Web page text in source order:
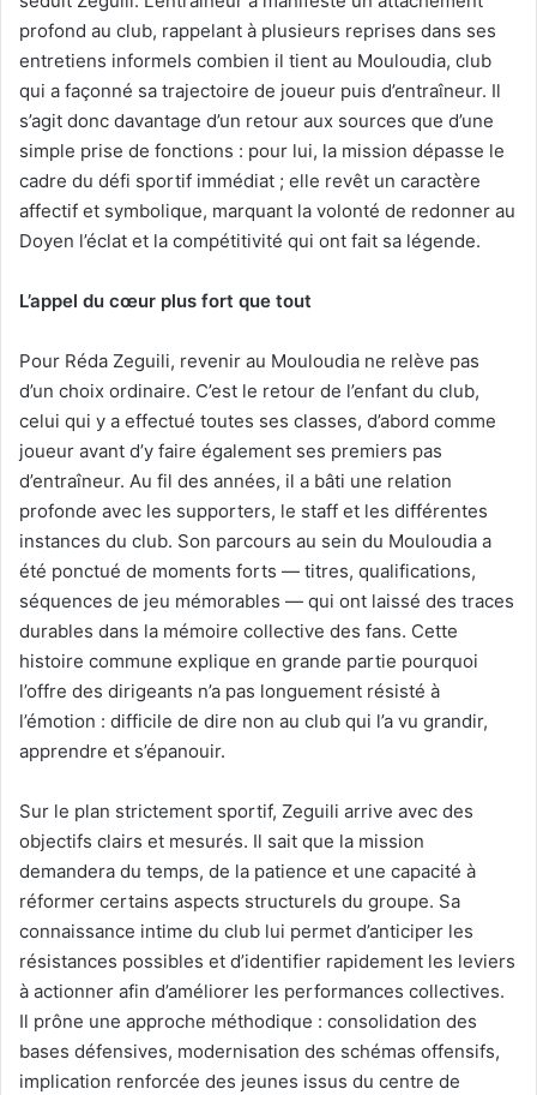
profond au club, rappelant à plusieurs reprises dans ses
entretiens informels combien il tient au Mouloudia, club
qui a façonné sa trajectoire de joueur puis d’entraîneur. Il
s’agit donc davantage d’un retour aux sources que d’une
simple prise de fonctions : pour lui, la mission dépasse le
cadre du défi sportif immédiat ; elle revêt un caractère
affectif et symbolique, marquant la volonté de redonner au
Doyen l’éclat et la compétitivité qui ont fait sa légende.
L’appel du cœur plus fort que tout
Pour Réda Zeguili, revenir au Mouloudia ne relève pas
d’un choix ordinaire. C’est le retour de l’enfant du club,
celui qui y a effectué toutes ses classes, d’abord comme
joueur avant d’y faire également ses premiers pas
d’entraîneur. Au fil des années, il a bâti une relation
profonde avec les supporters, le staff et les différentes
instances du club. Son parcours au sein du Mouloudia a
été ponctué de moments forts — titres, qualifications,
séquences de jeu mémorables — qui ont laissé des traces
durables dans la mémoire collective des fans. Cette
histoire commune explique en grande partie pourquoi
l’offre des dirigeants n’a pas longuement résisté à
l’émotion : difficile de dire non au club qui l’a vu grandir,
apprendre et s’épanouir.
Sur le plan strictement sportif, Zeguili arrive avec des
objectifs clairs et mesurés. Il sait que la mission
demandera du temps, de la patience et une capacité à
réformer certains aspects structurels du groupe. Sa
connaissance intime du club lui permet d’anticiper les
résistances possibles et d’identifier rapidement les leviers
à actionner afin d’améliorer les performances collectives.
Il prône une approche méthodique : consolidation des
bases défensives, modernisation des schémas offensifs,
implication renforcée des jeunes issus du centre de